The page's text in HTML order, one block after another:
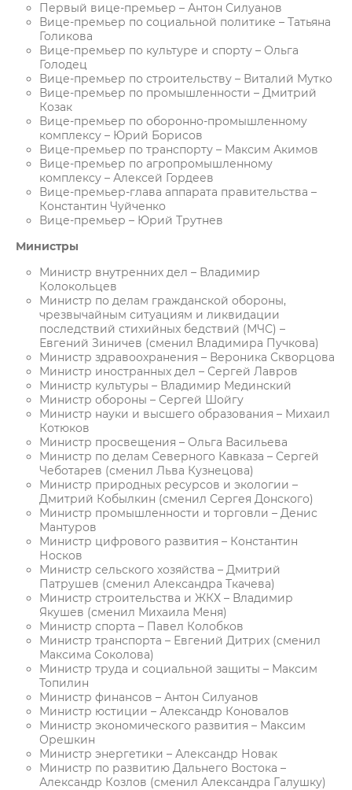
Первый вице-премьер – Антон Силуанов
Вице-премьер по социальной политике – Татьяна
Голикова
Вице-премьер по культуре и спорту – Ольга
Голодец
Вице-премьер по строительству – Виталий Мутко
Вице-премьер по промышленности – Дмитрий
Козак
Вице-премьер по оборонно-промышленному
комплексу – Юрий Борисов
Вице-премьер по транспорту – Максим Акимов
Вице-премьер по агропромышленному
комплексу – Алексей Гордеев
Вице-премьер-глава аппарата правительства –
Константин Чуйченко
Вице-премьер – Юрий Трутнев
Министры
Министр внутренних дел – Владимир
Колокольцев
Министр по делам гражданской обороны,
чрезвычайным ситуациям и ликвидации
последствий стихийных бедствий (МЧС) –
Евгений Зиничев (сменил Владимира Пучкова)
Министр здравоохранения – Вероника Скворцова
Министр иностранных дел – Сергей Лавров
Министр культуры – Владимир Мединский
Министр обороны – Сергей Шойгу
Министр науки и высшего образования – Михаил
Котюков
Министр просвещения – Ольга Васильева
Министр по делам Северного Кавказа – Сергей
Чеботарев (сменил Льва Кузнецова)
Министр природных ресурсов и экологии –
Дмитрий Кобылкин (сменил Сергея Донского)
Министр промышленности и торговли – Денис
Мантуров
Министр цифрового развития – Константин
Носков
Министр сельского хозяйства – Дмитрий
Патрушев (сменил Александра Ткачева)
Министр строительства и ЖКХ – Владимир
Якушев (сменил Михаила Меня)
Министр спорта – Павел Колобков
Министр транспорта – Евгений Дитрих (сменил
Максима Соколова)
Министр труда и социальной защиты – Максим
Топилин
Министр финансов – Антон Силуанов
Министр юстиции – Александр Коновалов
Министр экономического развития – Максим
Орешкин
Министр энергетики – Александр Новак
Министр по развитию Дальнего Востока –
Александр Козлов (сменил Александра Галушку)